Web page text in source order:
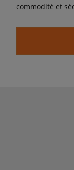
commodité et